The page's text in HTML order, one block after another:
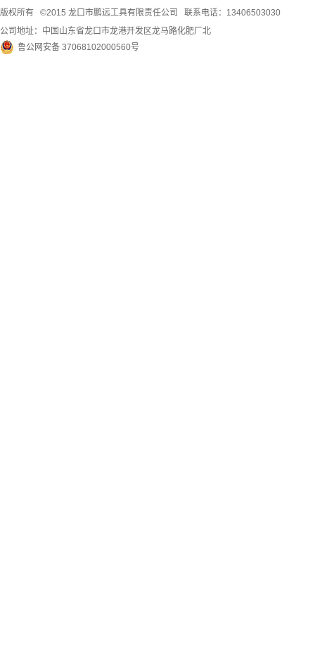
版权所有 ©2015 龙口市鹏远工具有限责任公司 联系电话：13406503030
公司地址：中国山东省龙口市龙港开发区龙马路化肥厂北
鲁公网安备 37068102000560号